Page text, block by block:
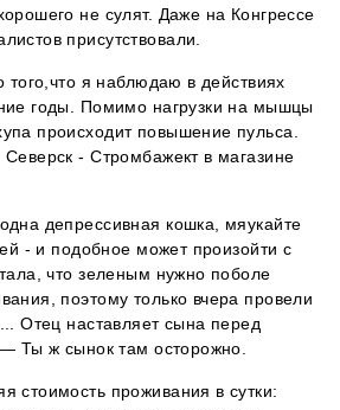
не сулят. Даже на Конгрессе
присутствовали.
того,что я наблюдаю в действиях
годы. Помимо нагрузки на мышцы
происходит повышение пульса.
Северск - Стромбажект в магазине
депрессивная кошка, мяукайте
- и подобное может произойти с
что зеленым нужно поболе
поэтому только вчера провели
Отец наставляет сына перед
Ты ж сынок там осторожно.
стоимость проживания в сутки: